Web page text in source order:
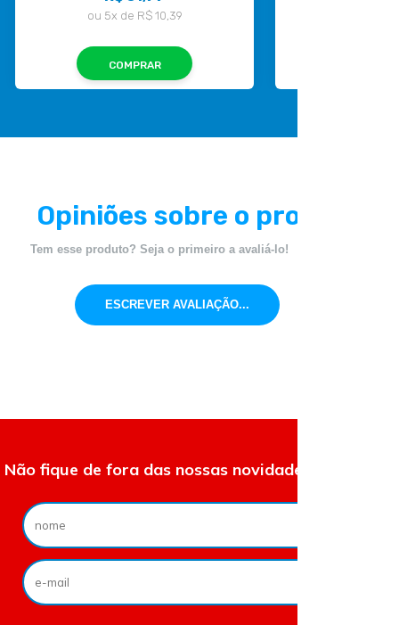
ou 5x de R$ 10,39
COMPRAR
Opiniões sobre o produto
Tem esse produto? Seja o primeiro a avaliá-lo!
ESCREVER AVALIAÇÃO...
Não fique de fora das nossas novidades e ofertas.